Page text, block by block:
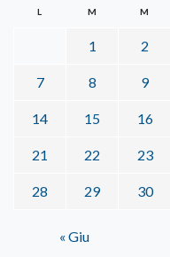
L M M
1 2
7 8 9
14 15 16
21 22 23
28 29 30
« Giu